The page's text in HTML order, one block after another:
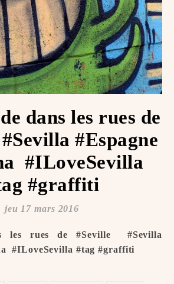
dans les rues de
#Espagne
#ILoveSevilla
#graffiti
jeu 17 mars 2016
#ILoveSevilla #tag #graffiti